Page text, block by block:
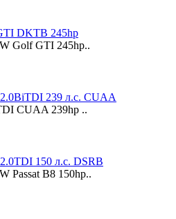
DKTB 245hp
Golf GTI 245hp..
239 л.с. CUAA
CUAA 239hp ..
150 л.с. DSRB
Passat B8 150hp..